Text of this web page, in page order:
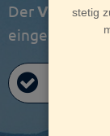
DerVersand
eingegangen